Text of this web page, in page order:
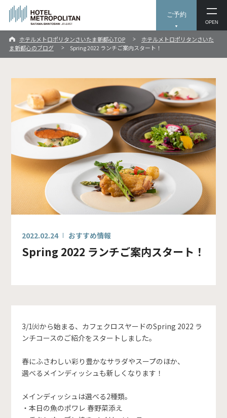
ご予約
OPEN
ホテルメトロポリタンさいたま新都心TOP
ホテルメトロポリタンさいた
ま新都心のブログ
Spring 2022 ランチご案内スタート！
2022.02.24 おすすめ情報
Spring 2022 ランチご案内スタート！
3/1㈫から始まる、カフェクロスヤードのSpring 2022 ラ
ンチコースのご紹介をスタートしました。
春にふさわしい彩り豊かなサラダやスープのほか、
選べるメインディッシュも新しくなります！
メインディッシュは選べる2種類。
・本日の魚のポワレ 春野菜添え